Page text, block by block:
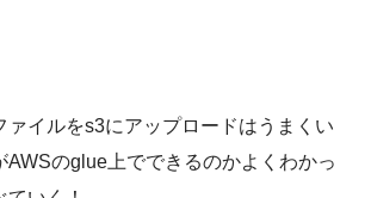
ァイルをs3にアップロードはうまくい
AWSのglue上でできるのかよくわかっ